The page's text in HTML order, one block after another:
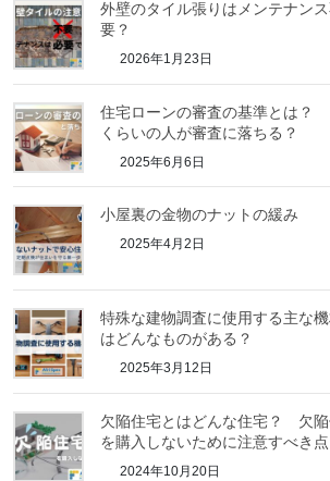
外壁のタイル張りはメンテナン
要？
2026年1月23日
住宅ローンの審査の基準とは？
くらいの人が審査に落ちる？
2025年6月6日
小屋裏の金物のナットの緩み
2025年4月2日
特殊な建物調査に使用する主な
はどんなものがある？
2025年3月12日
欠陥住宅とはどんな住宅？ 欠
を購入しないために注意すべき点
2024年10月20日